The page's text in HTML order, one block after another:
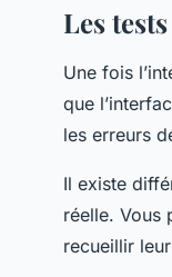
Les
Une fois
que
les erreurs
Il existe
réelle. Vous
recueillir